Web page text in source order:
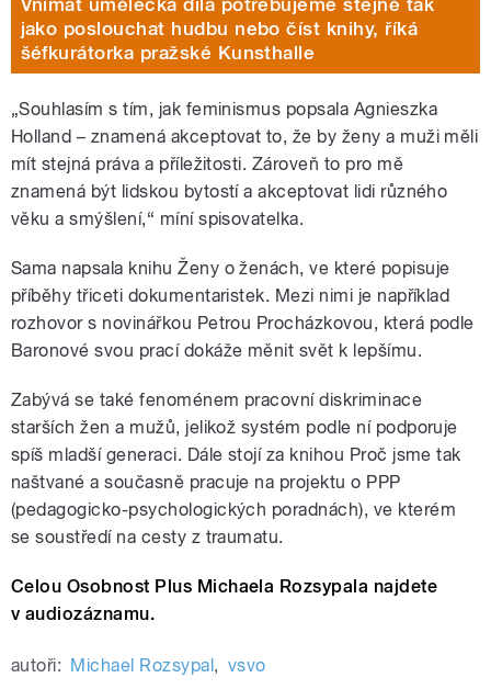
jako poslouchat hudbu nebo číst knihy, říká
šéfkurátorka pražské Kunsthalle
„Souhlasím s tím, jak feminismus popsala Agnieszka
Holland – znamená akceptovat to, že by ženy a muži měli
mít stejná práva a příležitosti. Zároveň to pro mě
znamená být lidskou bytostí a akceptovat lidi různého
věku a smýšlení,“ míní spisovatelka.
Sama napsala knihu Ženy o ženách, ve které popisuje
příběhy třiceti dokumentaristek. Mezi nimi je například
rozhovor s novinářkou Petrou Procházkovou, která podle
Baronové svou prací dokáže měnit svět k lepšímu.
Zabývá se také fenoménem pracovní diskriminace
starších žen a mužů, jelikož systém podle ní podporuje
spíš mladší generaci. Dále stojí za knihou Proč jsme tak
naštvané a současně pracuje na projektu o PPP
(pedagogicko-psychologických poradnách), ve kterém
se soustředí na cesty z traumatu.
Celou Osobnost Plus Michaela Rozsypala najdete
v audiozáznamu.
autoři: Michael Rozsypal , vsvo